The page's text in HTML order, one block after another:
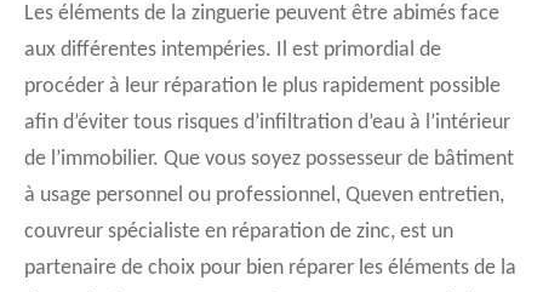
Les éléments de la zinguerie peuvent être abimés face
aux différentes intempéries. Il est primordial de
procéder à leur réparation le plus rapidement possible
afin d’éviter tous risques d’infiltration d’eau à l’intérieur
de l’immobilier. Que vous soyez possesseur de bâtiment
à usage personnel ou professionnel, Queven entretien,
couvreur spécialiste en réparation de zinc, est un
partenaire de choix pour bien réparer les éléments de la